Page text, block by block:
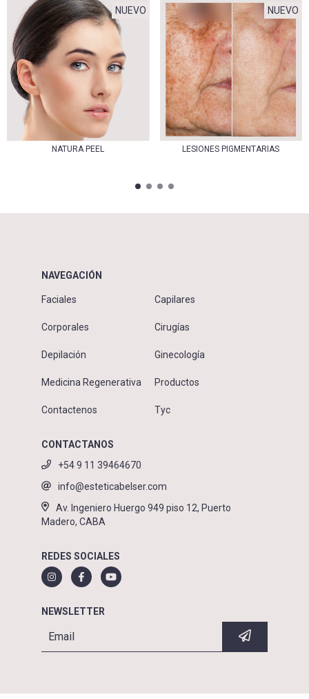
NUEVO
NATURA PEEL
NUEVO
LESIONES PIGMENTARIAS
NAVEGACIÓN
Faciales Capilares
Corporales Cirugías
Depilación Ginecología
Medicina Regenerativa Productos
Contactenos Tyc
CONTACTANOS
+54 9 11 39464670
info@esteticabelser.com
Av. Ingeniero Huergo 949 piso 12, Puerto
Madero, CABA
REDES SOCIALES
NEWSLETTER